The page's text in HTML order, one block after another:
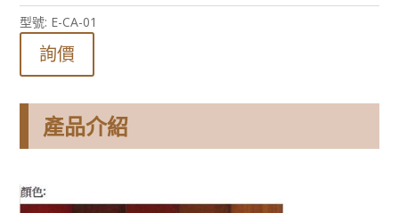
型號: E-CA-01
詢價
產品介紹